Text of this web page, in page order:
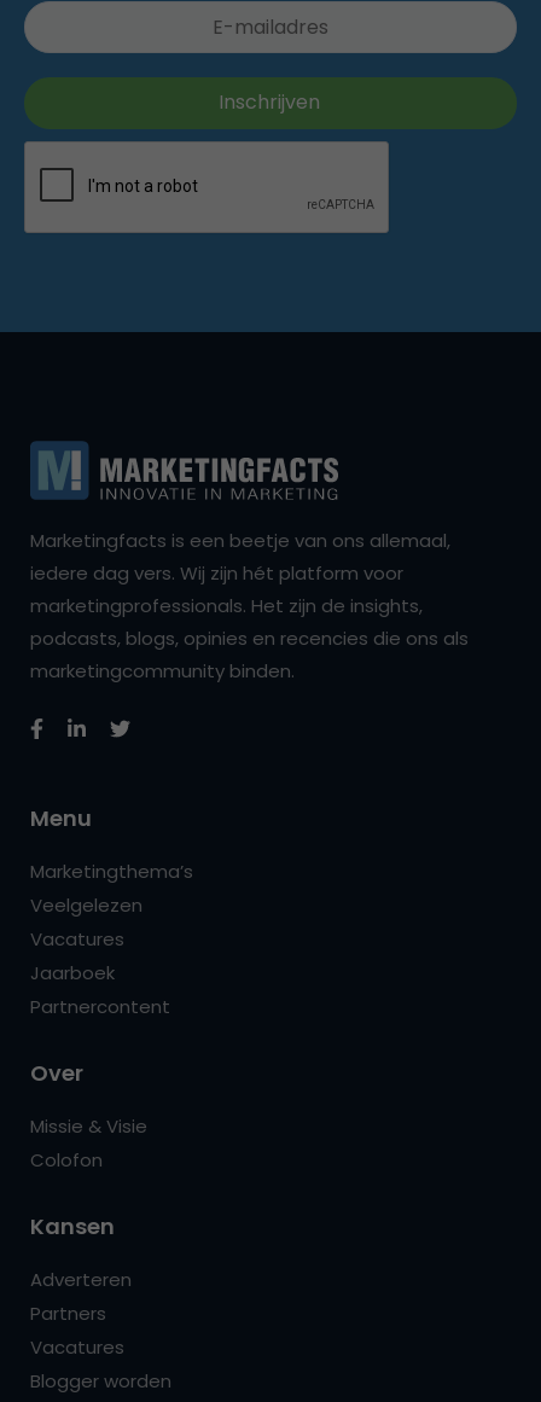
Marketingfacts is een beetje van ons allemaal,
iedere dag vers. Wij zijn hét platform voor
marketingprofessionals. Het zijn de insights,
podcasts, blogs, opinies en recencies die ons als
marketingcommunity binden.
Menu
Marketingthema’s
Veelgelezen
Vacatures
Jaarboek
Partnercontent
Over
Missie & Visie
Colofon
Kansen
Adverteren
Partners
Vacatures
Blogger worden